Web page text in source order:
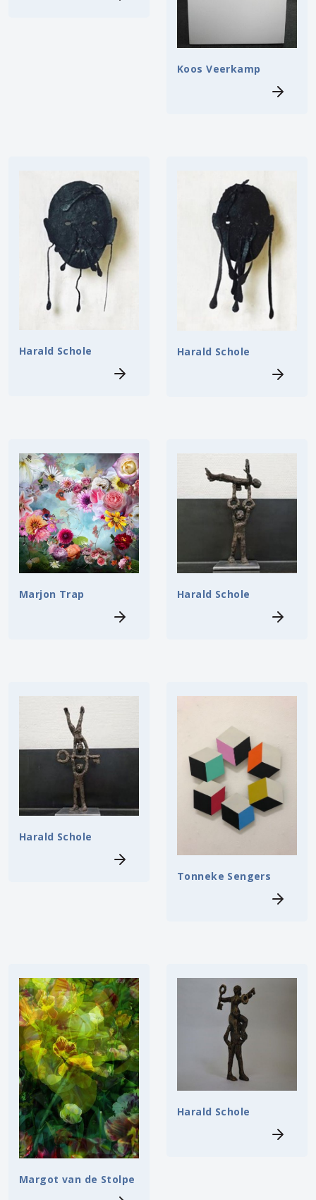
Koos Veerkamp
Harald Schole Harald Schole
Marjon Trap Harald Schole
Harald Schole
Tonneke Sengers
Margot van de Stolpe
Harald Schole